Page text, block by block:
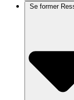
Se former